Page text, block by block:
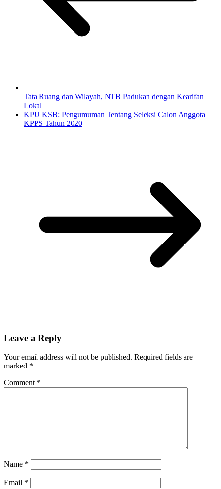
Tata Ruang dan Wilayah, NTB Padukan dengan Kearifan
Lokal
KPU KSB: Pengumuman Tentang Seleksi Calon Anggota
KPPS Tahun 2020
Leave a Reply
Your email address will not be published. Required fields are
marked *
Comment *
Name *
Email *